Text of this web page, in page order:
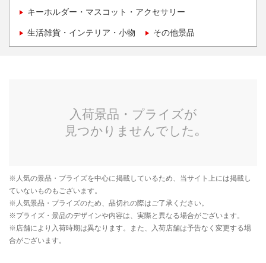
キーホルダー・マスコット・アクセサリー
生活雑貨・インテリア・小物 その他景品